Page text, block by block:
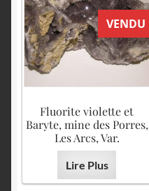
VENDU
Fluorite violette et
Baryte, mine des Porres,
Les Arcs, Var.
Lire Plus